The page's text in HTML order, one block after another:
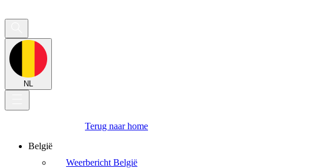
NL
Terug naar home
België
Weerbericht België